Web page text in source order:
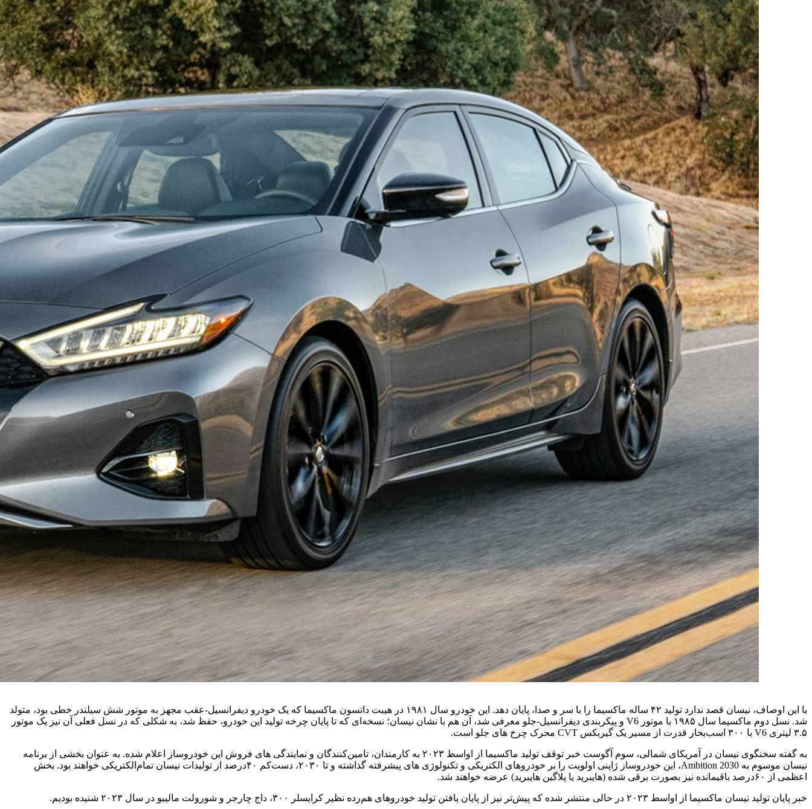
با این اوصاف، نیسان قصد ندارد تولید ۴۲ ساله ماکسیما را با سر و صدا، پایان دهد. این خودرو سال ۱۹۸۱ در هیبت داتسون ماکسیما که یک خودرو دیفرانسیل-عقب مجهز به موتور شش سیلندر خطی بود، متولد
شد. نسل دوم ماکسیما سال ۱۹۸۵ با موتور V6 و پیکربندی دیفرانسیل-جلو معرفی شد، آن هم با نشان نیسان؛ نسخه‌ای که تا پایان چرخه تولید این خودرو، حفظ شد، به شکلی که در نسل فعلی آن نیز یک موتور
۳.۵ لیتری V6 با ۳۰۰ اسب‌بخار قدرت از مسیر یک گیربکس CVT محرک چرخ های جلو است.
به گفته سخنگوی نیسان در آمریکای شمالی، سوم آگوست خبر توقف تولید ماکسیما از اواسط ۲۰۲۳ به کارمندان، تامین‌کنندگان و نمایندگی های فروش این خودروساز اعلام شده. به عنوان بخشی از برنامه
نیسان موسوم به Ambition 2030، این خودروساز ژاپنی اولویت را بر خودروهای الکتریکی و تکنولوژی های پیشرفته گذاشته و تا ۲۰۳۰، دست‌کم ۴۰درصد از تولیدات نیسان تمام‌الکتریکی خواهند بود. بخش
اعظمی از ۶۰درصد باقیمانده نیز بصورت برقی شده (هایبرید یا پلاگین هایبرید) عرضه خواهند شد.
خبر پایان تولید نیسان ماکسیما از اواسط ۲۰۲۳ در حالی منتشر شده که پیش‌تر نیز از پایان یافتن تولید خودروهای هم‌رده نظیر کرایسلر ۳۰۰، داج چارجر و شورولت مالیبو در سال ۲۰۲۳ شنیده بودیم.